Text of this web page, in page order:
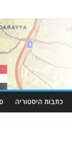
כתבות היסטוריה